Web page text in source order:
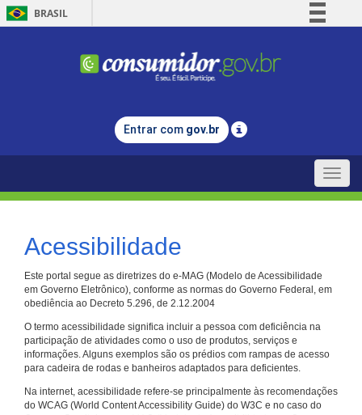
BRASIL
Comunica BR
Legislação
Entrar com gov.br
Toggle
Acessibilidade
Este portal segue as diretrizes do e-MAG (Modelo de Acessibilidade
em Governo Eletrônico), conforme as normas do Governo Federal, em
obediência ao Decreto 5.296, de 2.12.2004
O termo acessibilidade significa incluir a pessoa com deficiência na
participação de atividades como o uso de produtos, serviços e
informações. Alguns exemplos são os prédios com rampas de acesso
para cadeira de rodas e banheiros adaptados para deficientes.
Na internet, acessibilidade refere-se principalmente às recomendações
do WCAG (World Content Accessibility Guide) do W3C e no caso do